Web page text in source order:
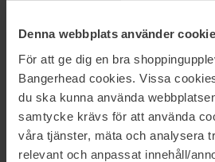
Denna webbplats använder
För att ge dig en bra
Bangerhead cookies. Vissa
du ska kunna använda
samtycke krävs för att använda
våra tjänster, mäta och analysera
relevant och anpassat innehåll/
Renergie Ultra Triple Serum Duo
230 €
Normale prijs 255 €
Cream
60 ml
314 €
Pagina 1 van